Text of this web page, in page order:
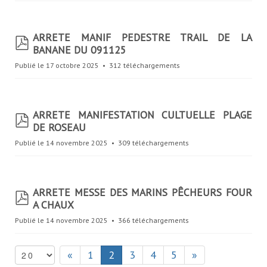
p
d
f
ARRETE MANIF PEDESTRE TRAIL DE LA
BANANE DU 091125
Publié le 17 octobre 2025 312 téléchargements
p
d
f
ARRETE MANIFESTATION CULTUELLE PLAGE
DE ROSEAU
Publié le 14 novembre 2025 309 téléchargements
p
d
f
ARRETE MESSE DES MARINS PÊCHEURS FOUR
A CHAUX
Publié le 14 novembre 2025 366 téléchargements
S
e
« 1 2 3 4 5 »